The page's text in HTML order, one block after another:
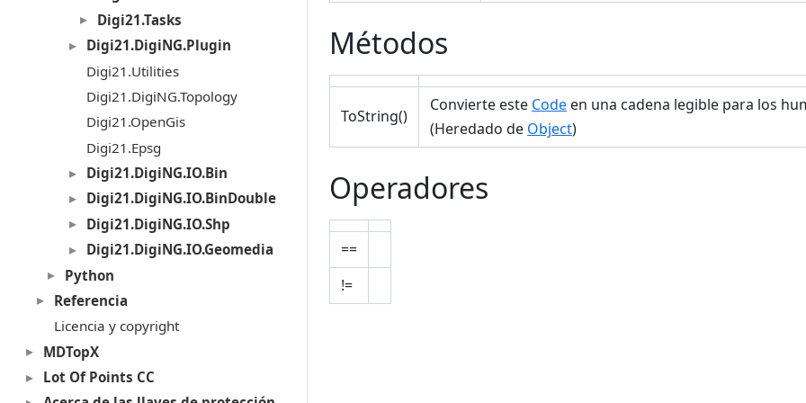
Digi21.Tasks
Digi21.DigiNG.Plugin
Digi21.Utilities
Digi21.DigiNG.Topology
Digi21.OpenGis
Digi21.Epsg
Digi21.DigiNG.IO.Bin
Digi21.DigiNG.IO.BinDouble
Digi21.DigiNG.IO.Shp
Digi21.DigiNG.IO.Geomedia
Python
Referencia
Licencia y copyright
MDTopX
Lot Of Points CC
Métodos
ToString()
Convierte este Code en una cadena legible para los
(Heredado de Object)
Operadores
==
!=